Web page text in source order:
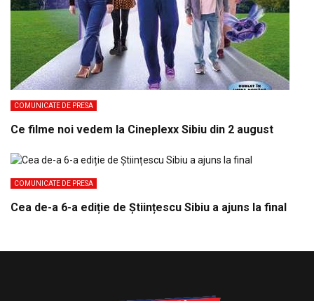
COMUNICATE DE PRESA
Ce filme noi vedem la Cineplexx Sibiu din 2 august
COMUNICATE DE PRESA
Cea de-a 6-a ediție de Științescu Sibiu a ajuns la final